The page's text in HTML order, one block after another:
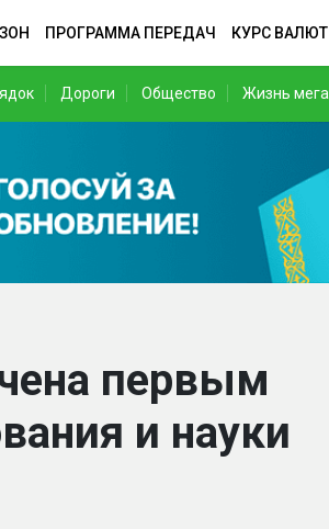
ПРОГРАММА ПЕРЕДАЧ КУРС ВАЛЮТ
Дороги Общество Жизнь
первым
и науки